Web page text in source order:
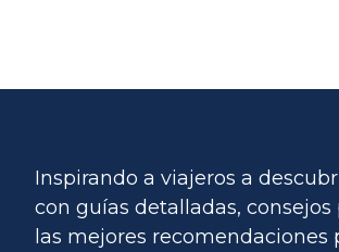
Inspirando a viajeros a
con guías detalladas, consejos
las mejores recomendaciones